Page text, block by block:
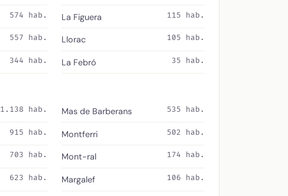
574 hab.
557 hab.
344 hab.
La Figuera 115 hab.
Llorac 105 hab.
La Febró 35 hab.
1.138 hab.
915 hab.
703 hab.
623 hab.
Mas de Barberans 535 hab.
Montferri 502 hab.
Mont-ral 174 hab.
Margalef 106 hab.